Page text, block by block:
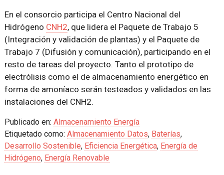
En el consorcio participa el Centro Nacional del
Hidrógeno CNH2, que lidera el Paquete de Trabajo 5
(Integración y validación de plantas) y el Paquete de
Trabajo 7 (Difusión y comunicación), participando en el
resto de tareas del proyecto. Tanto el prototipo de
electrólisis como el de almacenamiento energético en
forma de amoníaco serán testeados y validados en las
instalaciones del CNH2.
Publicado en: Almacenamiento Energía
Etiquetado como: Almacenamiento Datos, Baterías,
Desarrollo Sostenible, Eficiencia Energética, Energía de
Hidrógeno, Energía Renovable